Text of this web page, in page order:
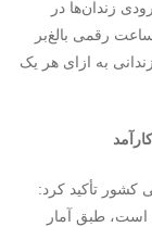
نفر میزان ورودی زندان‌ها در
رقمی بالغ‌بر
۴۹ نفر است، افزود: این امر در سال ۵۸ بالغ‌بر ۱۰ زندانی به ازای هر یک
کشور تأکید کرد:
است، طبق آمار